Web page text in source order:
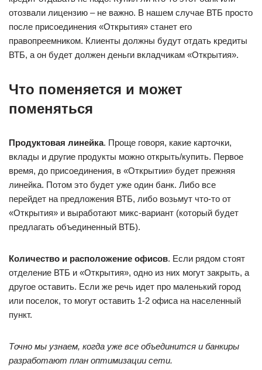
отозвали лицензию – не важно. В нашем случае ВТБ просто
после присоединения «Открытия» станет его
правопреемником. Клиенты должны будут отдать кредиты
ВТБ, а он будет должен деньги вкладчикам «Открытия».
Что поменяется и может
поменяться
Продуктовая линейка. Проще говоря, какие карточки,
вклады и другие продукты можно открыть/купить. Первое
время, до присоединения, в «Открытии» будет прежняя
линейка. Потом это будет уже один банк. Либо все
перейдет на предложения ВТБ, либо возьмут что-то от
«Открытия» и выработают микс-вариант (который будет
предлагать объединенный ВТБ).
Количество и расположение офисов. Если рядом стоят
отделение ВТБ и «Открытия», одно из них могут закрыть, а
другое оставить. Если же речь идет про маленький город
или поселок, то могут оставить 1-2 офиса на населенный
пункт.
Точно мы узнаем, когда уже все объединится и банкиры
разработают план оптимизации сети.